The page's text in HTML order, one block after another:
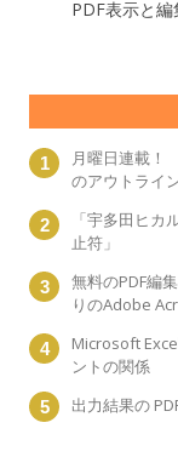
PDF表示と編
月曜日連載
のアウトライ
「宇多田ヒ
止符」
無料のPDF編
りのAdobe
Microsoft
ントの関係
出力結果の